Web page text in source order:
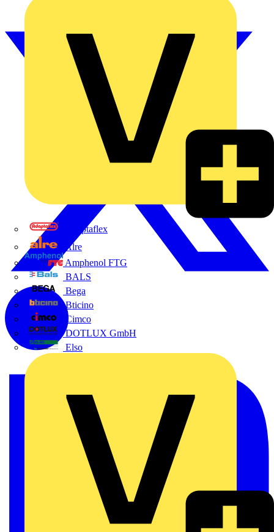
Adaptaflex
Alre
Amphenol FTG
BALS
Bega
Bticino
Cimco
DOTLUX GmbH
Elso